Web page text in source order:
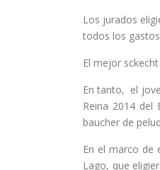
Los jurados
todos los
El mejor
En tanto, el
Reina 2014
baucher de
En el marco de
Lago, que